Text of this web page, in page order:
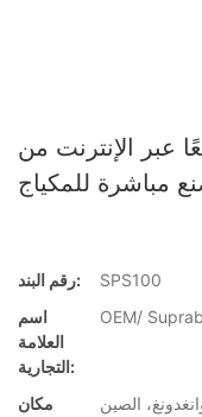
عبر الإنترنت من
مباشرة للمكياج
رقم البند:
SPS100
اسم
العلامة
التجارية:
OEM/
مكان
الصين